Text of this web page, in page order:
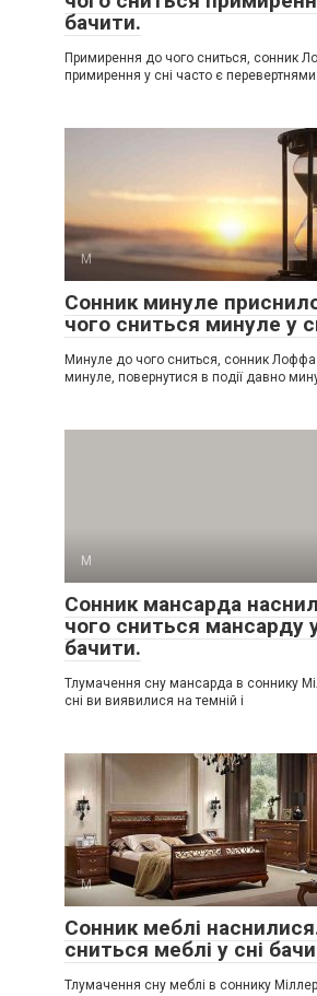
бачити.
Примирення до чого сниться, сонник
примирення у сні часто є перевертнями.
М
Сонник минуле
чого сниться минуле у
Минуле до чого сниться, сонник Лоффа
минуле, повернутися в події давно
М
Сонник мансарда
чого сниться мансарду
бачити.
Тлумачення сну мансарда в соннику
сні ви виявилися на темній і
М
Сонник меблі
сниться меблі у сні
Тлумачення сну меблі в соннику